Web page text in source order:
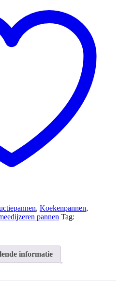
, Koekenpannen,
pannen Tag:
informatie